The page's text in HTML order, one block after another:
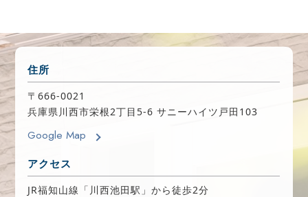
住所
〒666-0021
兵庫県川西市栄根2丁目5-6 サニーハイツ戸田103
Google Map
アクセス
JR福知山線「川西池田駅」から徒歩2分